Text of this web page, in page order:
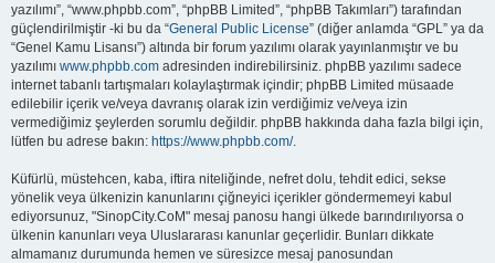
yazılımı”, “www.phpbb.com”, “phpBB Limited”, “phpBB Takımları”) tarafından
güçlendirilmiştir -ki bu da “General Public License” (diğer anlamda “GPL” ya da
“Genel Kamu Lisansı”) altında bir forum yazılımı olarak yayınlanmıştır ve bu
yazılımı www.phpbb.com adresinden indirebilirsiniz. phpBB yazılımı sadece
internet tabanlı tartışmaları kolaylaştırmak içindir; phpBB Limited müsaade
edilebilir içerik ve/veya davranış olarak izin verdiğimiz ve/veya izin
vermediğimiz şeylerden sorumlu değildir. phpBB hakkında daha fazla bilgi için,
lütfen bu adrese bakın: https://www.phpbb.com/.
Küfürlü, müstehcen, kaba, iftira niteliğinde, nefret dolu, tehdit edici, sekse
yönelik veya ülkenizin kanunlarını çiğneyici içerikler göndermemeyi kabul
ediyorsunuz, "SinopCity.CoM" mesaj panosu hangi ülkede barındırılıyorsa o
ülkenin kanunları veya Uluslararası kanunlar geçerlidir. Bunları dikkate
almamanız durumunda hemen ve süresizce mesaj panosundan